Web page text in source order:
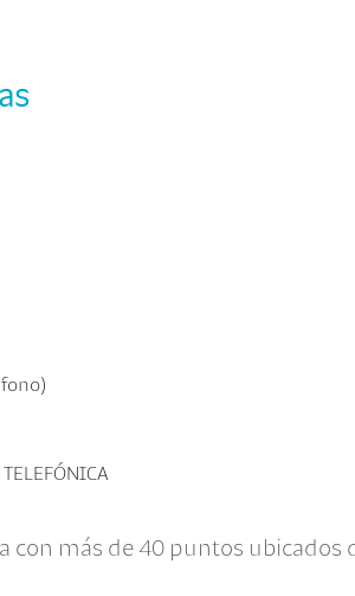
con más de 40 puntos ubicados